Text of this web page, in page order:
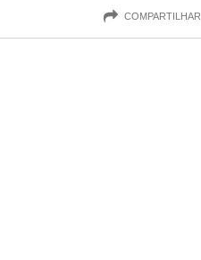
COMPARTILHAR